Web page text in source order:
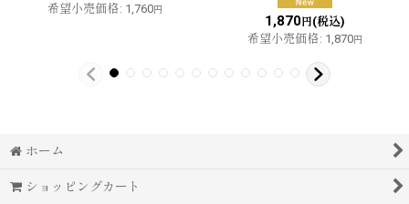
希望小売価格: 1,760円
1,870円(税込)
希望小売価格: 1,870円
ホーム
ショッピングカート